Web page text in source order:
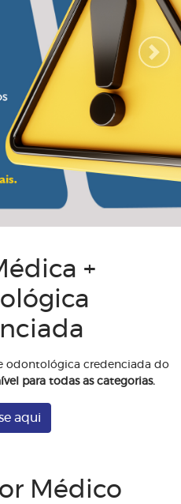
Next
+
odontológica credenciada do
para todas as categorias.
aqui
Médico